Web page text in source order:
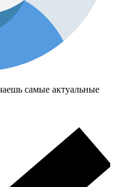
самые актуальные